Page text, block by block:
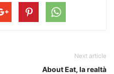
Next article
About Eat, la realtà